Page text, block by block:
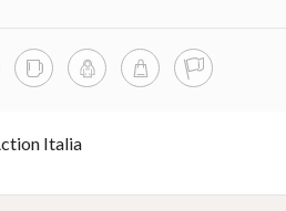
Italia